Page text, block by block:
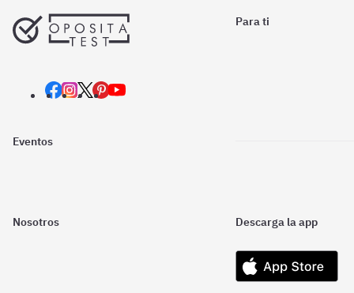
Para ti
Eventos
Nosotros Descarga la app